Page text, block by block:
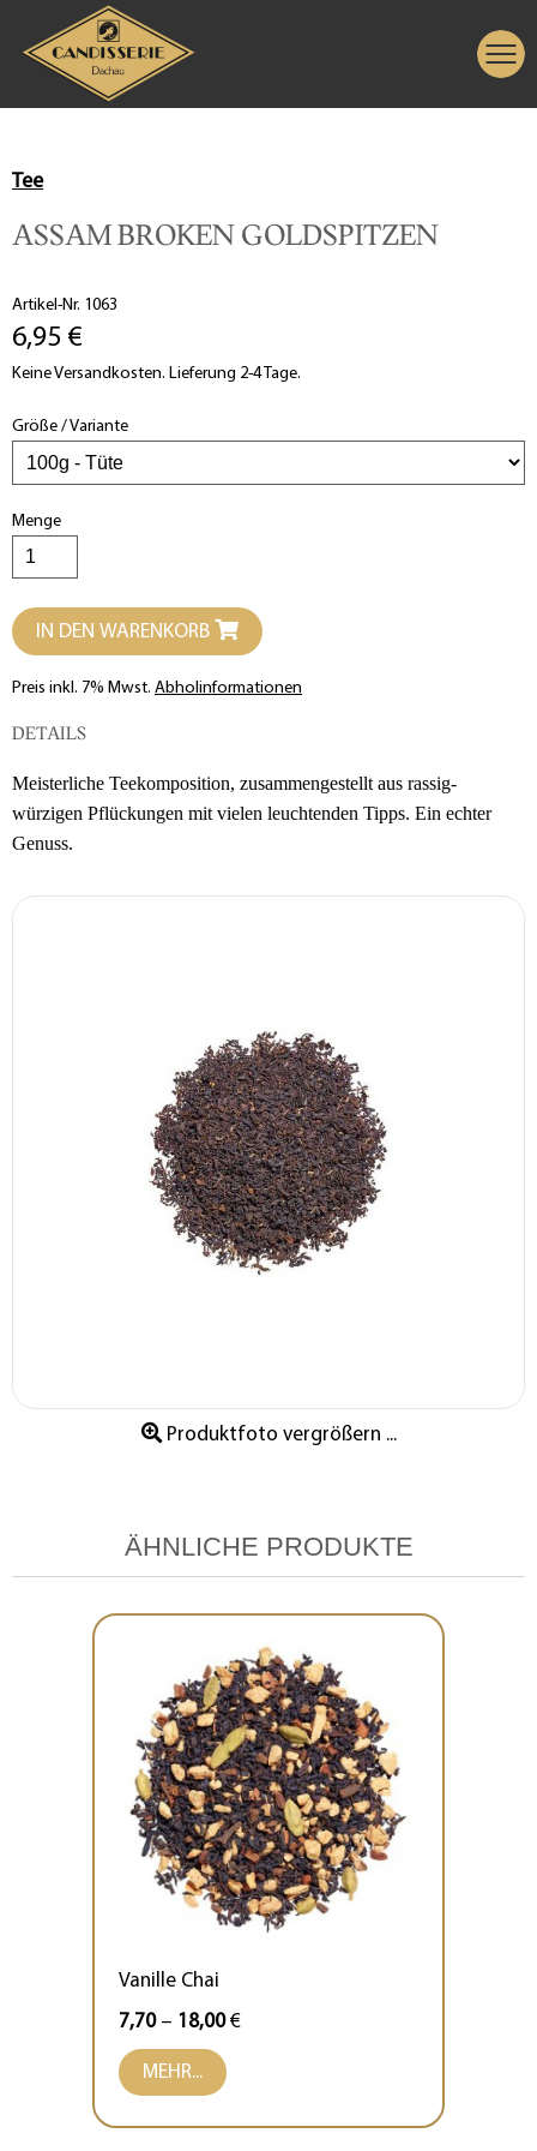
Tee
ASSAM BROKEN GOLDSPITZEN
Artikel-Nr. 1063
6,95 €
Keine Versandkosten. Lieferung 2-4 Tage.
Größe / Variante
Menge
IN DEN WARENKORB
Preis inkl. 7% Mwst. Abholinformationen
DETAILS
Meisterliche Teekomposition, zusammengestellt aus rassig-
würzigen Pflückungen mit vielen leuchtenden Tipps. Ein echter
Genuss.
Produktfoto vergrößern ...
ÄHNLICHE PRODUKTE
Vanille Chai
7,70– 18,00€
MEHR...